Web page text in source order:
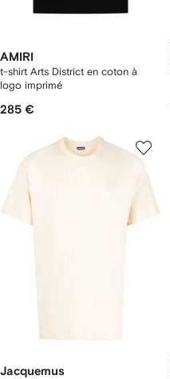
AMIRI
t-shirt Arts District en coton à
logo imprimé
285 €
Jacquemus